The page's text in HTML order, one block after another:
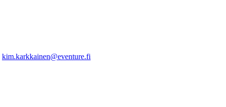
kim.karkkainen@eventure.fi